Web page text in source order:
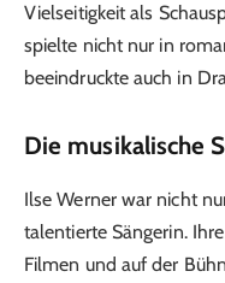
Vielseitigkeit als
spielte nicht nur in
beeindruckte auch in
Die musikalische
Ilse Werner war nicht
talentierte Sängerin.
Filmen und auf der